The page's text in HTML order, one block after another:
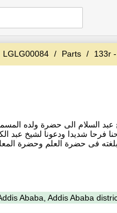
LGLG00084 Parts 133r
عبد السلام الى حضرة ولده
فرحا شديدا ودعونا لشيخ عبد
فى حضرة العلم وحضرة
Ababa, Addis Ababa